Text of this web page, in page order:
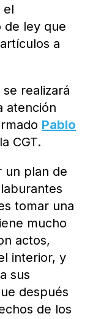
el
de ley que
a
realizará
atención
Pablo
CGT.
un plan de
tomar una
mucho
actos,
interior, y
sus
después
de los